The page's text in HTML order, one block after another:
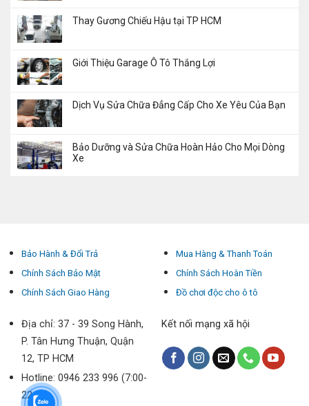
Thay Gương Chiếu Hậu tại TP HCM
Giới Thiệu Garage Ô Tô Thắng Lợi
Dịch Vụ Sửa Chữa Đẳng Cấp Cho Xe Yêu Của Bạn
Bảo Dưỡng và Sửa Chữa Hoàn Hảo Cho Mọi Dòng
Xe
Bảo Hành & Đổi Trả
Chính Sách Bảo Mật
Chính Sách Giao Hàng
Mua Hàng & Thanh Toán
Chính Sách Hoàn Tiền
Đồ chơi độc cho ô tô
Địa chỉ: 37 - 39 Song Hành,
P. Tân Hưng Thuận, Quận
12, TP HCM
Hotline: 0946 233 996 (7:00-
22:00)
Kết nối mạng xã hội